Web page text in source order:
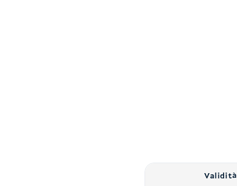
Validità